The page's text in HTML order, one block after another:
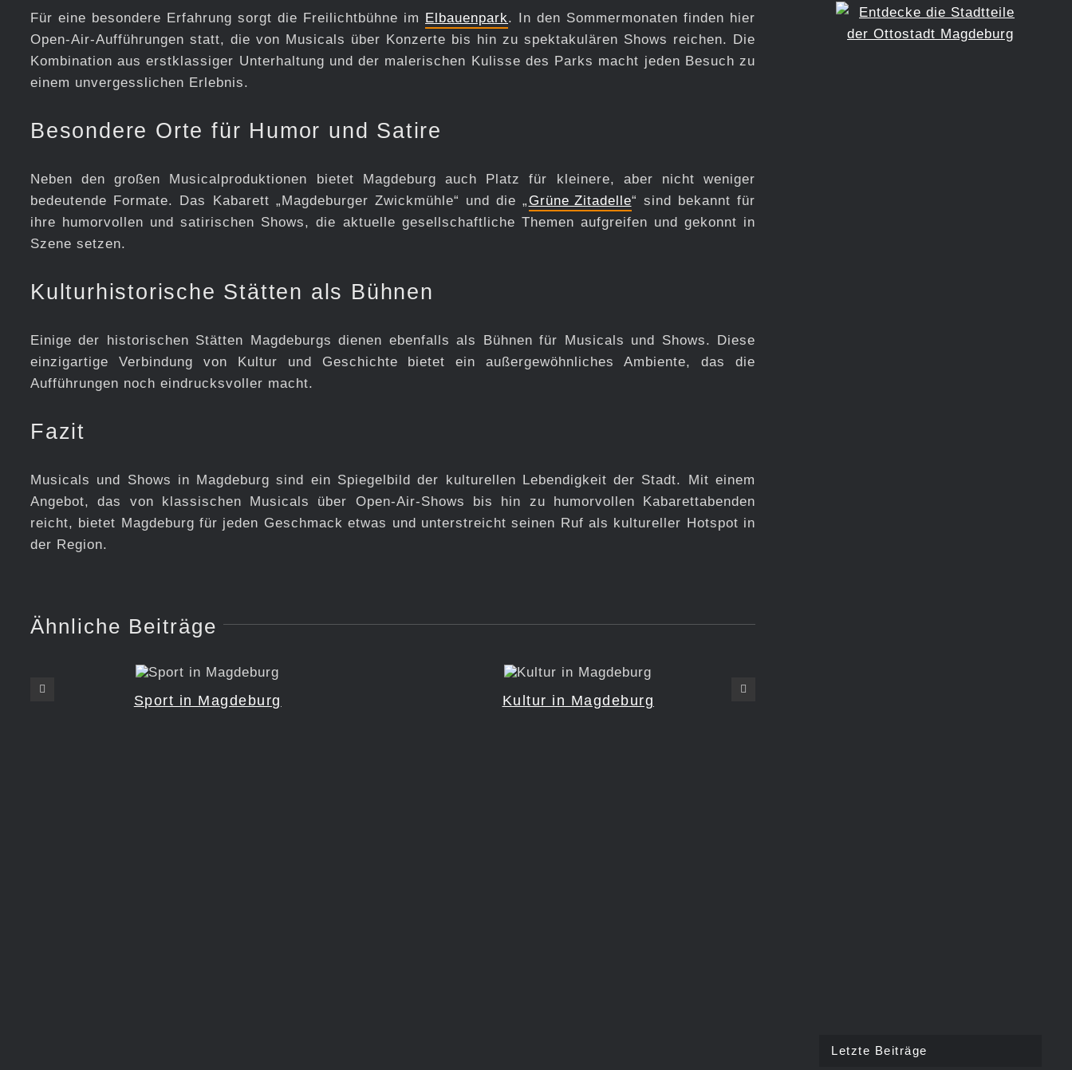
Für eine besondere Erfahrung sorgt die Freilichtbühne im Elbauenpark. In den Sommermonaten finden hier
Open-Air-Aufführungen statt, die von Musicals über Konzerte bis hin zu spektakulären Shows reichen. Die
Kombination aus erstklassiger Unterhaltung und der malerischen Kulisse des Parks macht jeden Besuch zu
einem unvergesslichen Erlebnis.
Besondere Orte für Humor und Satire
Neben den großen Musicalproduktionen bietet Magdeburg auch Platz für kleinere, aber nicht weniger
bedeutende Formate. Das Kabarett „Magdeburger Zwickmühle“ und die „ Grüne Zitadelle“ sind bekannt für
ihre humorvollen und satirischen Shows, die aktuelle gesellschaftliche Themen aufgreifen und gekonnt in
Szene setzen.
Kulturhistorische Stätten als Bühnen
Einige der historischen Stätten Magdeburgs dienen ebenfalls als Bühnen für Musicals und Shows. Diese
einzigartige Verbindung von Kultur und Geschichte bietet ein außergewöhnliches Ambiente, das die
Aufführungen noch eindrucksvoller macht.
Fazit
Musicals und Shows in Magdeburg sind ein Spiegelbild der kulturellen Lebendigkeit der Stadt. Mit einem
Angebot, das von klassischen Musicals über Open-Air-Shows bis hin zu humorvollen Kabarettabenden
reicht, bietet Magdeburg für jeden Geschmack etwas und unterstreicht seinen Ruf als kultureller Hotspot in
der Region.
Ähnliche Beiträge
Sport in Magdeburg Kultur in Magdeburg
Letzte Beiträge